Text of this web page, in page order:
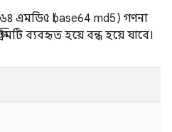
এমডি৫ (base64 md5) গণনা
ব্যবহৃত হয়ে বন্ধ হয়ে যাবে।